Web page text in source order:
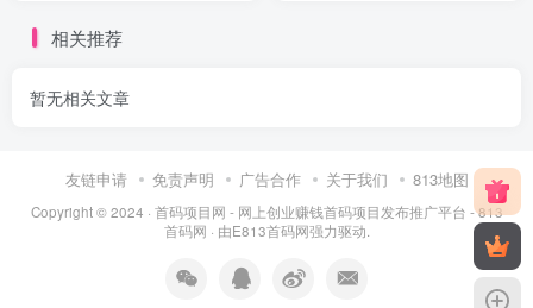
相关推荐
暂无相关文章
友链申请 免责声明 广告合作 关于我们 813地图
Copyright © 2024 · 首码项目网 - 网上创业赚钱首码项目发布推广平台 - 813
首码网 · 由E813首码网强力驱动.